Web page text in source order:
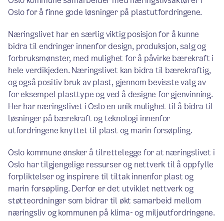
Oslo for å finne gode løsninger på plastutfordringene.
Næringslivet har en særlig viktig posisjon for å kunne
bidra til endringer innenfor design, produksjon, salg og
forbruksmønster, med mulighet for å påvirke bærekraft i
hele verdikjeden. Næringslivet kan bidra til bærekraftig,
og også positiv bruk av plast, gjennom bevisste valg av
for eksempel plasttype og ved å designe for gjenvinning.
Her har næringslivet i Oslo en unik mulighet til å bidra til
løsninger på bærekraft og teknologi innenfor
utfordringene knyttet til plast og marin forsøpling.
Oslo kommune ønsker å tilrettelegge for at næringslivet i
Oslo har tilgjengelige ressurser og nettverk til å oppfylle
forpliktelser og inspirere til tiltak innenfor plast og
marin forsøpling. Derfor er det utviklet nettverk og
støtteordninger som bidrar til økt samarbeid mellom
næringsliv og kommunen på klima- og miljøutfordringene.